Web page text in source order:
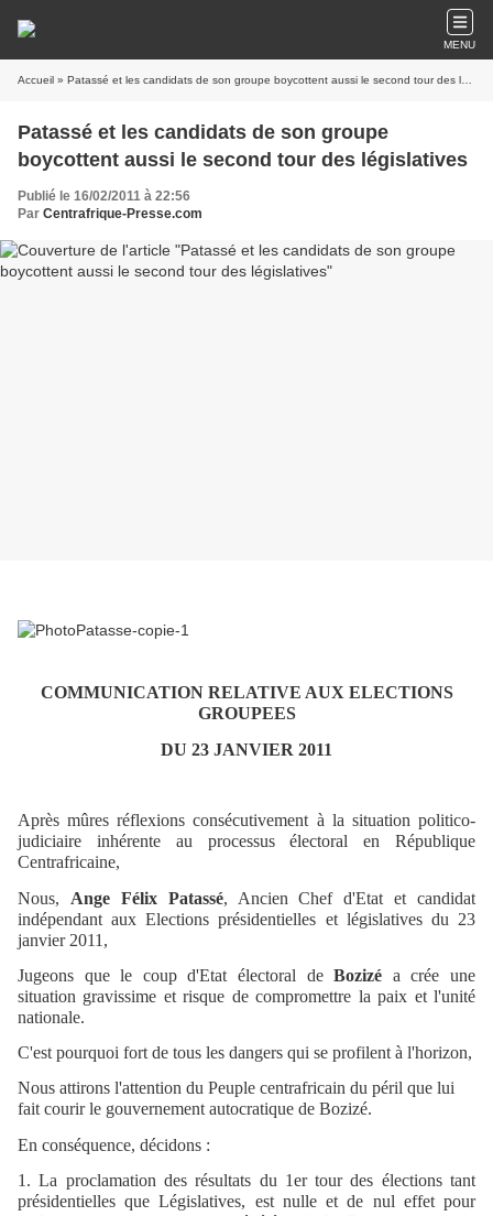
MENU
Accueil » Patassé et les candidats de son groupe boycottent aussi le second tour des législatives
Patassé et les candidats de son groupe
boycottent aussi le second tour des législatives
Publié le 16/02/2011 à 22:56
Par Centrafrique-Presse.com
COMMUNICATION RELATIVE AUX ELECTIONS
GROUPEES
DU 23 JANVIER 2011
Après mûres réflexions consécutivement à la situation politico-
judiciaire inhérente au processus électoral en République
Centrafricaine,
Nous, Ange Félix Patassé, Ancien Chef d'Etat et candidat
indépendant aux Elections présidentielles et législatives du 23
janvier 2011,
Jugeons que le coup d'Etat électoral deBozizé a crée une
situation gravissime et risque de compromettre la paix et l'unité
nationale.
C'est pourquoi fort de tous les dangers qui se profilent à l'horizon,
Nous attirons l'attention du Peuple centrafricain du péril que lui
fait courir le gouvernement autocratique de Bozizé.
En conséquence, décidons :
1. La proclamation des résultats du 1er tour des élections tant
présidentielles que Législatives, est nulle et de nul effet pour